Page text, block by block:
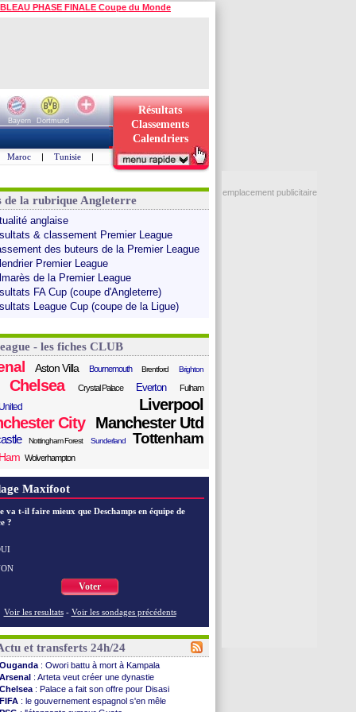
PHASE FINALE Coupe du Monde
Bayern
Dortmund
Résultats
Classements
Calendriers
Maroc | Tunisie |
de la rubrique Angleterre
anglaise
& classement Premier League
des buteurs de la Premier League
Premier League
de la Premier League
FA Cup (coupe d'Angleterre)
League Cup (coupe de la Ligue)
- les fiches CLUB
Aston Villa Bournemouth Brentford Brighton
Chelsea Crystal Palace Everton Fulham
Liverpool
City
Manchester Utd
Nottingham Forest Sunderland Tottenham
Wolverhampton
Maxifoot
va t-il faire mieux que Deschamps en équipe de
?
Voter
Voir les resultats - Voir les sondages précédents
et transferts 24h/24
Ouganda : Owori battu à mort à Kampala
Arsenal : Arteta veut créer une dynastie
Chelsea : Palace a fait son offre pour Disasi
FIFA : le gouvernement espagnol s'en mêle
emplacement publicitaire